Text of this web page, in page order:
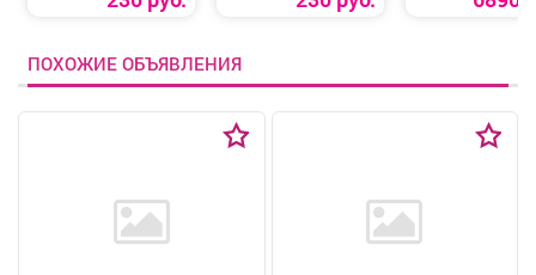
ПОХОЖИЕ ОБЪЯВЛЕНИЯ